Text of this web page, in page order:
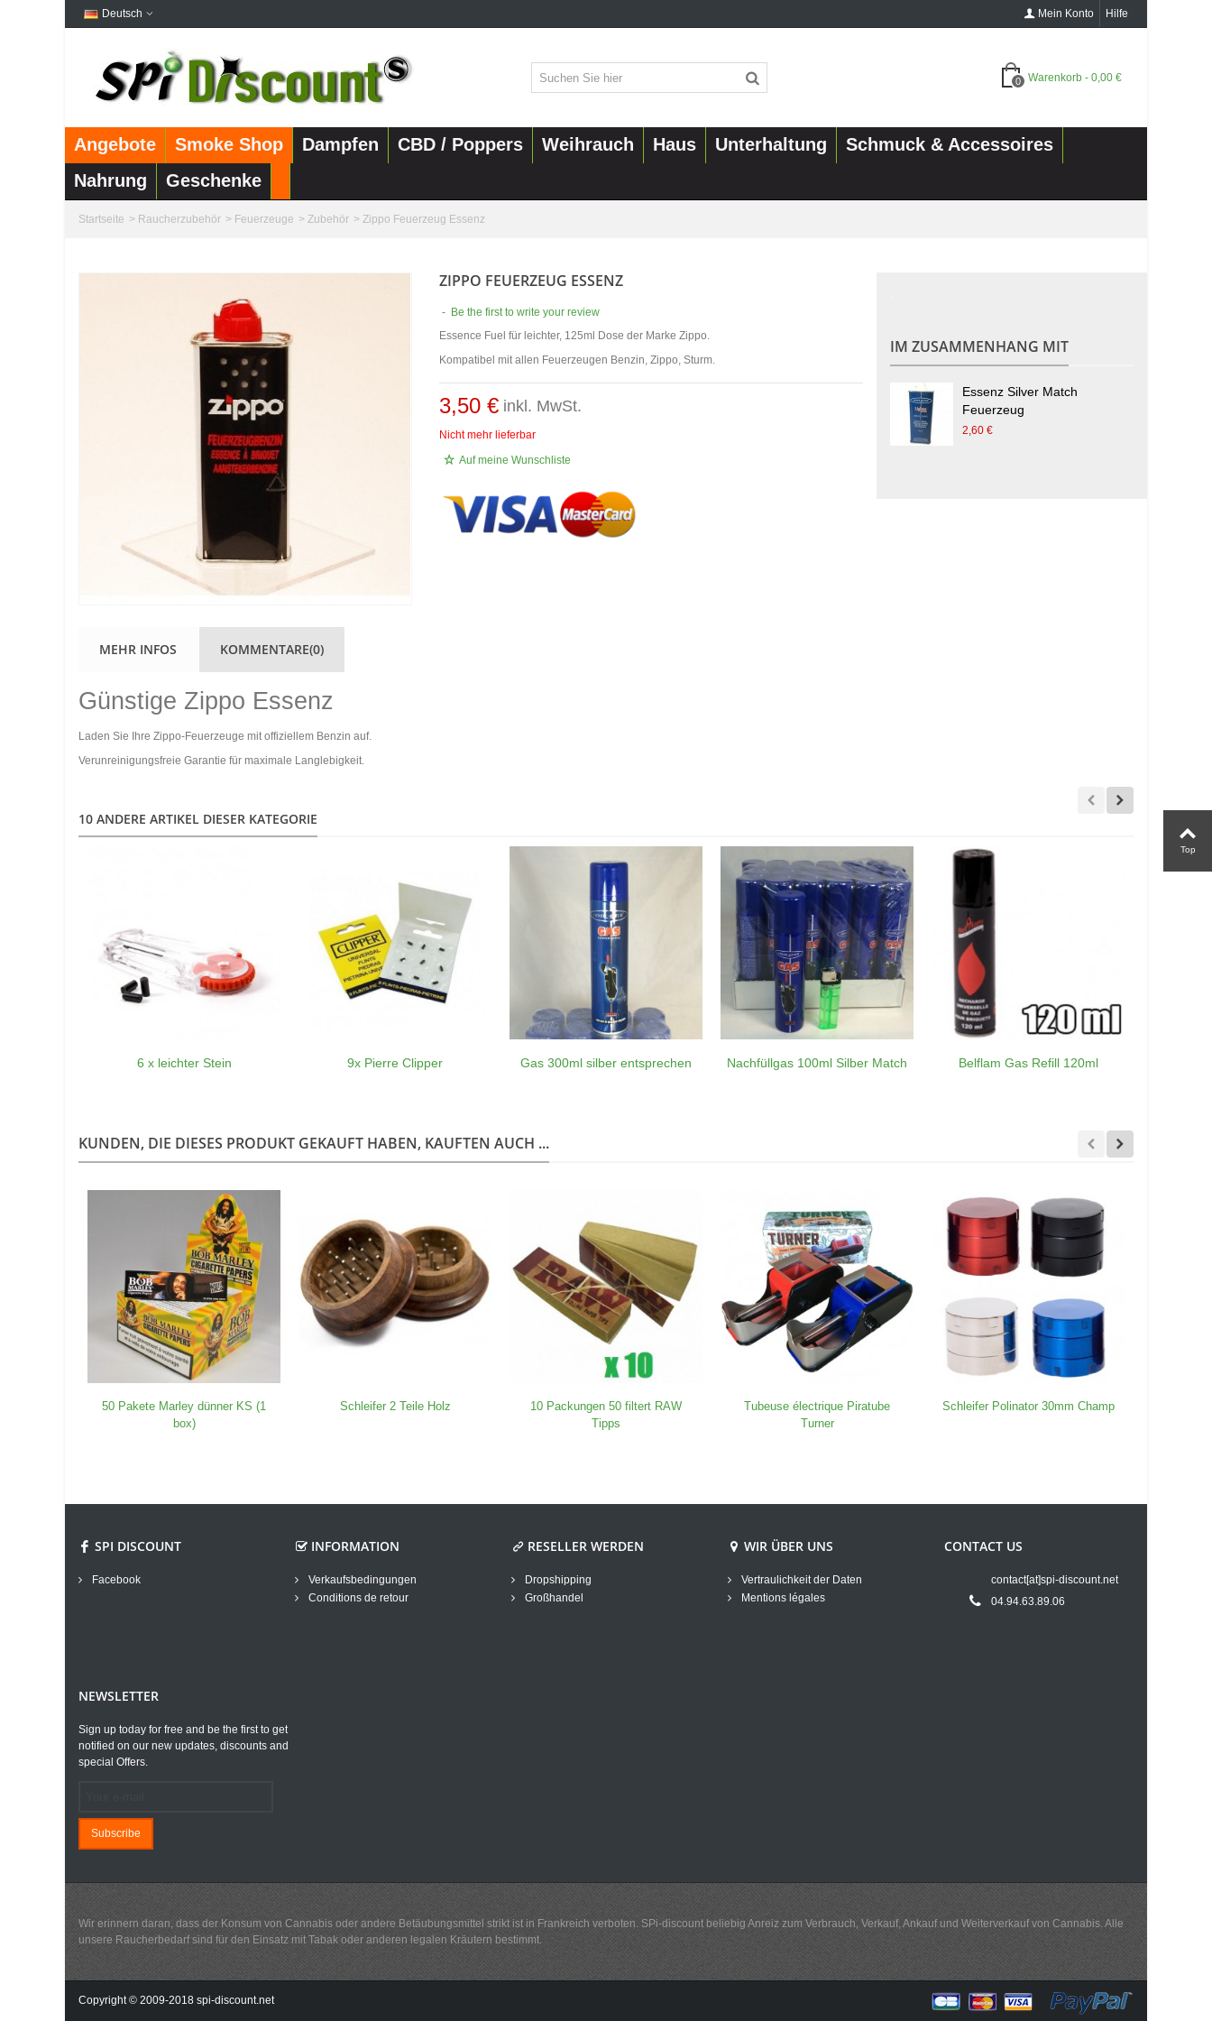
Deutsch Hilfe
Mein Konto
0 Warenkorb - 0,00 €
Angebote Smoke Shop Dampfen CBD / Poppers Weihrauch Haus Unterhaltung
Schmuck & Accessoires
Nahrung
Geschenke
Startseite > Raucherzubehör > Feuerzeuge > Zubehör > Zippo Feuerzeug Essenz
ZIPPO FEUERZEUG ESSENZ
- Be the first to write your review
Essence Fuel für leichter, 125ml Dose der Marke Zippo.
Kompatibel mit allen Feuerzeugen Benzin, Zippo, Sturm.
3,50 € inkl. MwSt.
Nicht mehr lieferbar
Auf meine Wunschliste
IM ZUSAMMENHANG MIT
Essenz Silver Match
Feuerzeug
2,60 €
MEHR INFOS KOMMENTARE(0)
Günstige Zippo Essenz
Laden Sie Ihre Zippo-Feuerzeuge mit offiziellem Benzin auf.
Verunreinigungsfreie Garantie für maximale Langlebigkeit.
10 ANDERE ARTIKEL DIESER KATEGORIE
6 x leichter Stein 9x Pierre Clipper Gas 300ml silber entsprechen Nachfüllgas 100ml Silber Match Belflam Gas Refill 120ml
KUNDEN, DIE DIESES PRODUKT GEKAUFT HABEN, KAUFTEN AUCH ...
50 Pakete Marley dünner KS (1
box)
Schleifer 2 Teile Holz
10 Packungen 50 filtert RAW
Tipps
Tubeuse électrique Piratube
Turner
Schleifer Polinator 30mm Champ
SPI DISCOUNT
Facebook
INFORMATION
Verkaufsbedingungen
Conditions de retour
RESELLER WERDEN
Dropshipping
Großhandel
WIR ÜBER UNS
Vertraulichkeit der Daten
Mentions légales
CONTACT US
contact[at]spi-discount.net
04.94.63.89.06
NEWSLETTER
Sign up today for free and be the first to get
notified on our new updates, discounts and
special Offers.
Subscribe
Wir erinnern daran, dass der Konsum von Cannabis oder andere Betäubungsmittel strikt ist in Frankreich verboten. SPi-discount beliebig Anreiz zum Verbrauch, Verkauf, Ankauf und Weiterverkauf von Cannabis. Alle
unsere Raucherbedarf sind für den Einsatz mit Tabak oder anderen legalen Kräutern bestimmt.
Copyright © 2009-2018 spi-discount.net
Top